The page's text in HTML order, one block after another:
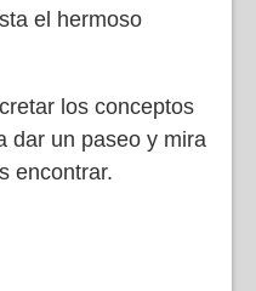
el hermoso
los conceptos
dar un paseo y mira
encontrar.